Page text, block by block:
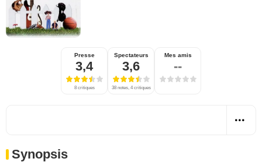
Presse
3,4
8 critiques
Spectateurs
3,6
38 notes, 4 critiques
Mes amis
--
Synopsis